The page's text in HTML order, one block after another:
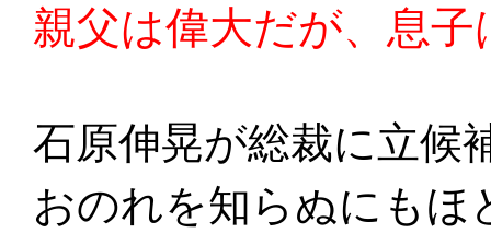
親父は偉大だが、息子
石原伸晃が総裁に立候
おのれを知らぬにもほ